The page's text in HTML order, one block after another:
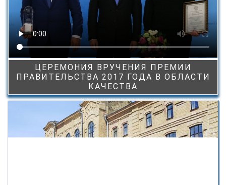
ЦЕРЕМОНИЯ ВРУЧЕНИЯ ПРЕМИИ
ПРАВИТЕЛЬСТВА 2017 ГОДА В ОБЛАСТИ
КАЧЕСТВА